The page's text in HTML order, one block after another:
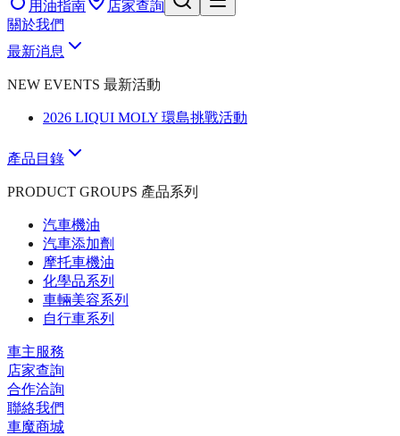
用油指南
店家查詢
關於我們
最新消息
NEW EVENTS 最新活動
2026 LIQUI MOLY 環島挑戰活動
產品目錄
PRODUCT GROUPS 產品系列
汽車機油
汽車添加劑
摩托車機油
化學品系列
車輛美容系列
自行車系列
車主服務
店家查詢
合作洽詢
聯絡我們
車魔商城